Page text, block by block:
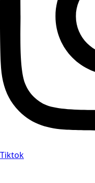
Tiktok